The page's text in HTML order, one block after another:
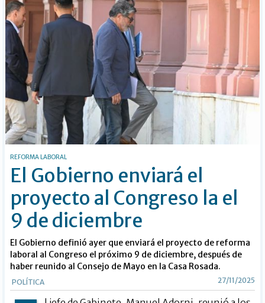
REFORMA LABORAL
El Gobierno enviará el
proyecto al Congreso la el
9 de diciembre
El Gobierno definió ayer que enviará el proyecto de reforma
laboral al Congreso el próximo 9 de diciembre, después de
haber reunido al Consejo de Mayo en la Casa Rosada.
POLÍTICA 27/11/2025